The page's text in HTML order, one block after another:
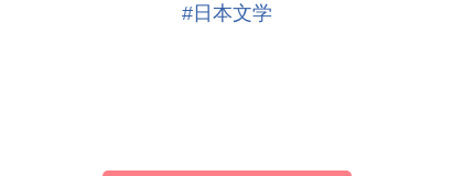
#日本文学